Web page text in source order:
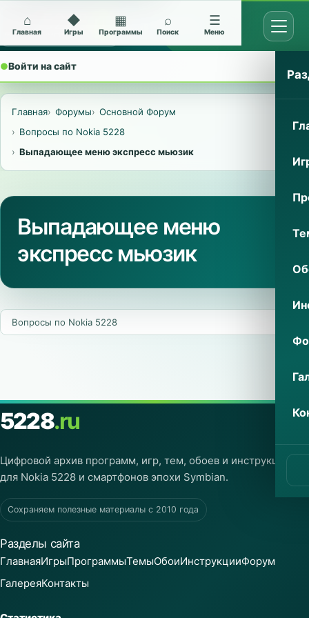
Архив Nokia 5228
●Войти на сайт
⌂
Главная
◆
Игры
▦
Программы
⌕
Поиск
☰
Меню
Главная Форумы
Основной Форум
Вопросы по Nokia 5228
Выпадающее меню экспресс мьюзик
Выпадающее меню
экспресс мьюзик
5228.ru
Цифровой архив программ, игр, тем, обоев и инструкций
для Nokia 5228 и смартфонов эпохи Symbian.
Сохраняем полезные материалы с 2010 года
Разделы сайта
ГлавнаяИгрыПрограммыТемыОбоиИнструкцииФорум
ГалереяКонтакты